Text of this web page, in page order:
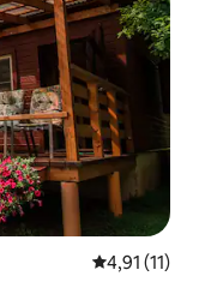
Średnia
4,91 (11)